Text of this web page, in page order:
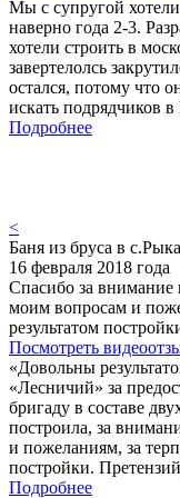
Мы с супругой
наверно года 2-3.
хотели строить в
завертелолсь
остался, потому что
искать подрядчиков
Подробнее
<
Баня из бруса в
16 февраля 2018 года
Спасибо за
моим вопросам и
результатом
Посмотреть
«Довольны
«Лесничий» за
бригаду в составе
построила, за
и пожеланиям, за
постройки.
Подробнее